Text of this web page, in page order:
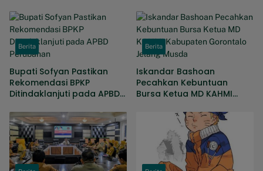
Persoalan Masih Dibahas
Berita
Bupati Sofyan Pastikan
Rekomendasi BPKP
Ditindaklanjuti pada APBD
Berita
Iskandar Bashoan
Pecahkan Kebuntuan
Bursa Ketua MD KAHMI
Jelang Musda